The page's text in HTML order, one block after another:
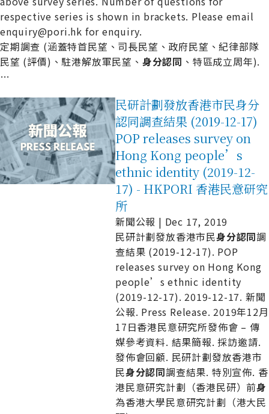
respective series is shown in brackets. Please email
enquiry@pori.hk for enquiry.
定期調查 (涵蓋特首民望、司長民望、政府民望、紀律部隊
民望 (評價)、駐港解放軍民望、 身分認同 、特區成立周年).
…
民研計劃發放香港市民身分
認同調查結果 (2019-12-17)
POP releases survey on
Hong Kong people’s
ethnic identity (2019-12-
17) - HKPORI 香港民意研究
所
新聞公報 | Dec 17, 2019
民研計劃發放香港市民身分認同調
查結果 (2019-12-17). POP
releases survey on Hong Kong
people’s ethnic identity
(2019-12-17). 2019-12-17. 新聞
公報. Press Release. 2019年12月
17日香港民意研究所發佈會 – 傳
媒參考資料. 結果簡報. 採訪邀請.
發佈會回顧. 民研計劃發放香港市
民身分認同調查結果. 特別宣佈. 香
港民意研究計劃（香港民研）前身
為香港大學民意研究計劃（港大民